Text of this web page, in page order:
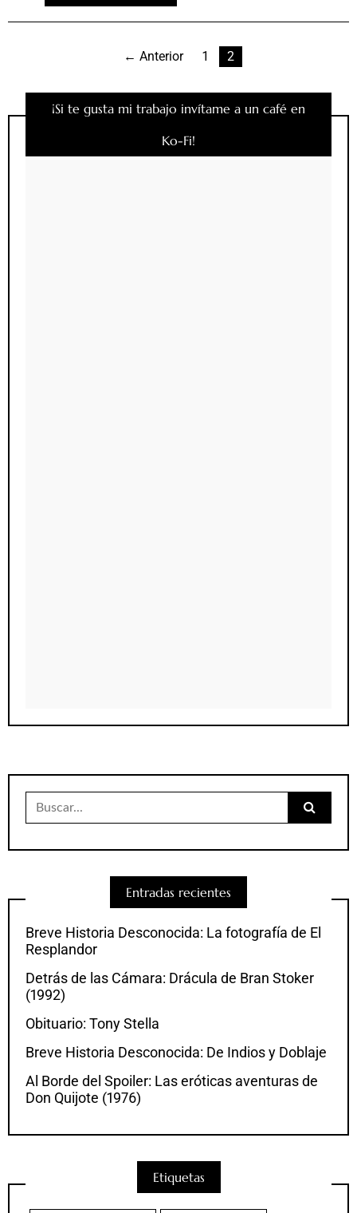
Paginación
de
entradas
← Anterior 1 2
¡Si te gusta mi trabajo invítame a un café en
Ko-Fi!
Buscar:
Entradas recientes
Breve Historia Desconocida: La fotografía de El
Resplandor
Detrás de las Cámara: Drácula de Bran Stoker
(1992)
Obituario: Tony Stella
Breve Historia Desconocida: De Indios y Doblaje
Al Borde del Spoiler: Las eróticas aventuras de
Don Quijote (1976)
Etiquetas